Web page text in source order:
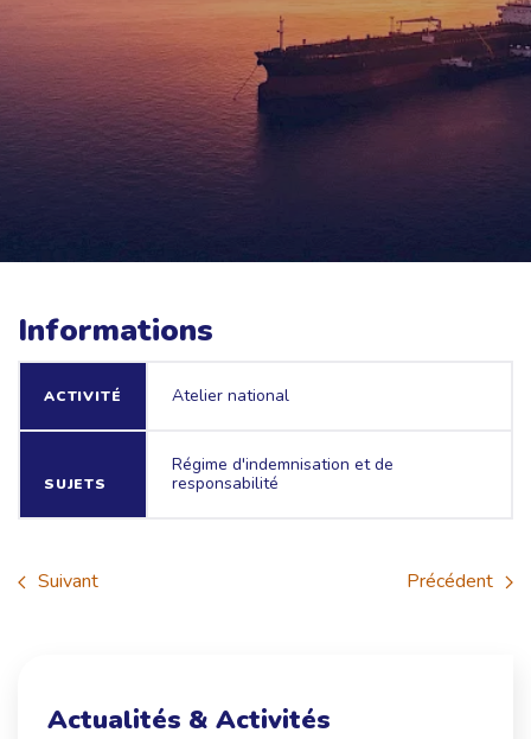
Informations
ACTIVITÉ Atelier national
SUJETS
Régime d'indemnisation et de
responsabilité
Suivant Précédent
Actualités & Activités